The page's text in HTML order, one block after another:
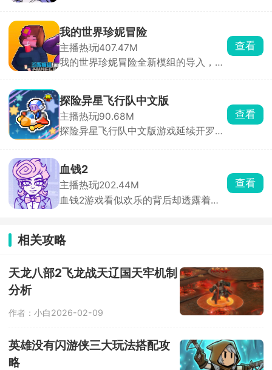
其中且隐藏着很大的奥秘，输入不同的
单词，给咖啡机添加不同的配方，制作
出不同口味的咖啡，像拿铁、美式等
等，给神秘少女品尝不同口味的咖啡，
我的世界珍妮冒险
主播热玩407.47M
我的世界珍妮冒险全新模组的导入，除
全新像素沙盒大陆中收集重要的资源，
加工成宝石才能俘获珍妮的芳心，从而
触发神秘任务，和珍妮一起探索冒险，
在沙盒世界里建造你们的爱巢。
查看
探险异星飞行队中文版
主播热玩90.68M
探险异星飞行队中文版游戏延续开罗经
开启探险。在浩瀚的宇宙空间内自由探
索，发现隐藏的位置星球，在星际中建
立属于自己的基地，各种娱乐设施全部
安排上，稳扎稳打，收获宇宙里的小惊
查看
血钱2
主播热玩202.44M
血钱2游戏看似欢乐的背后却透露着诡
的大脑解决各种难题，完成任务来获取
相应的报酬，直到筹备足够的金钱为
查看
相关攻略
天龙八部2飞龙战天辽国天牢机制
分析
作者：小白2026-02-09
英雄没有闪游侠三大玩法搭配攻
略